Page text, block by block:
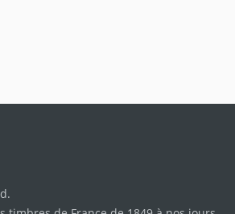
.